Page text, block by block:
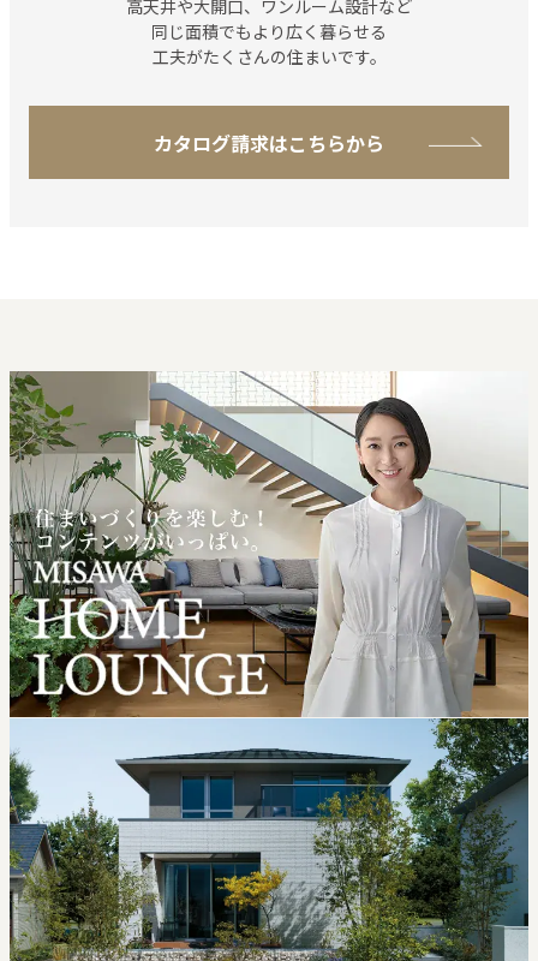
高天井や大開口、ワンルーム設計など
同じ⾯積でもより広く 暮らせる
工夫がたくさんの住まいです。
カタログ請求はこちらから